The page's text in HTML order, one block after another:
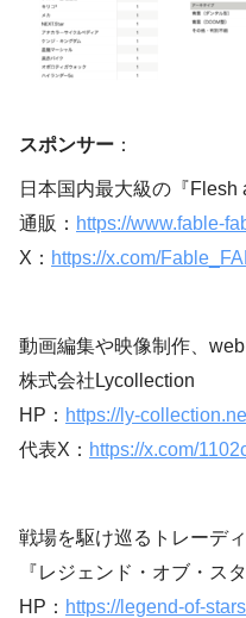
スポンサー ：
日本国内最大級の『Flesh
通販： https://www.fable-
X： https://x.com/
動画編集や映像制作、
株式会社Lycollection
HP： https://ly-
代表X： https://x.com/
戦場を駆け巡るトレーデ
『レジェンド・オブ・スタ
HP： https://legend-of-